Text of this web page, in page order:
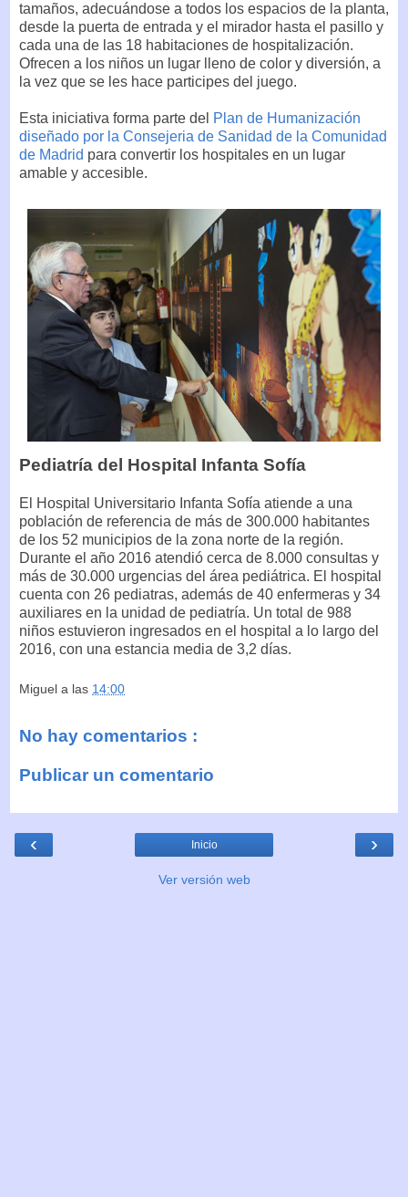
tamaños, adecuándose a todos los espacios de la planta,
desde la puerta de entrada y el mirador hasta el pasillo y
cada una de las 18 habitaciones de hospitalización.
Ofrecen a los niños un lugar lleno de color y diversión, a
la vez que se les hace participes del juego.
Esta iniciativa forma parte del Plan de Humanización
diseñado por la Consejeria de Sanidad de la Comunidad
de Madrid para convertir los hospitales en un lugar
amable y accesible.
Pediatría del Hospital Infanta Sofía
El Hospital Universitario Infanta Sofía atiende a una
población de referencia de más de 300.000 habitantes
de los 52 municipios de la zona norte de la región.
Durante el año 2016 atendió cerca de 8.000 consultas y
más de 30.000 urgencias del área pediátrica. El hospital
cuenta con 26 pediatras, además de 40 enfermeras y 34
auxiliares en la unidad de pediatría. Un total de 988
niños estuvieron ingresados en el hospital a lo largo del
2016, con una estancia media de 3,2 días.
Miguel a las 14:00
No hay comentarios :
Publicar un comentario
‹ ›
Inicio
Ver versión web